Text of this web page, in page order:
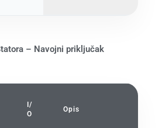
– Navojni priključak
I/
O
Opis